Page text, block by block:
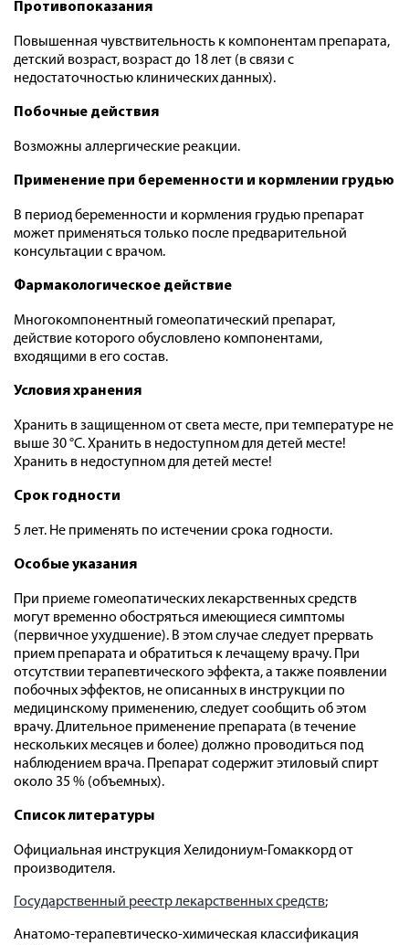
Противопоказания
Повышенная чувствительность к компонентам препарата,
детский возраст, возраст до 18 лет (в связи с
недостаточностью клинических данных).
Побочные действия
Возможны аллергические реакции.
Применение при беременности и кормлении грудью
В период беременности и кормления грудью препарат
может применяться только после предварительной
консультации с врачом.
Фармакологическое действие
Многокомпонентный гомеопатический препарат,
действие которого обусловлено компонентами,
входящими в его состав.
Условия хранения
Хранить в защищенном от света месте, при температуре не
выше 30 °С. Хранить в недоступном для детей месте!
Хранить в недоступном для детей месте!
Срок годности
5 лет. Не применять по истечении срока годности.
Особые указания
При приеме гомеопатических лекарственных средств
могут временно обостряться имеющиеся симптомы
(первичное ухудшение). В этом случае следует прервать
прием препарата и обратиться к лечащему врачу. При
отсутствии терапевтического эффекта, а также появлении
побочных эффектов, не описанных в инструкции по
медицинскому применению, следует сообщить об этом
врачу. Длительное применение препарата (в течение
нескольких месяцев и более) должно проводиться под
наблюдением врача. Препарат содержит этиловый спирт
около 35 % (объемных).
Список литературы
Официальная инструкция Хелидониум-Гомаккорд от
производителя.
Государственный реестр лекарственных средств;
Анатомо-терапевтическо-химическая классификация